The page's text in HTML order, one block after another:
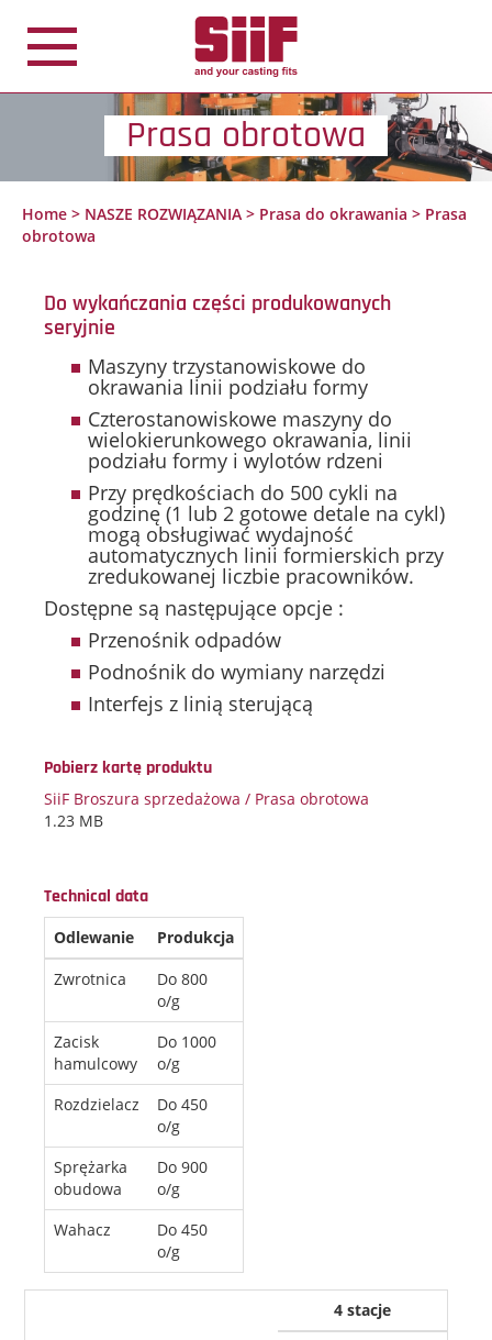
Prasa obrotowa
Home > NASZE ROZWIĄZANIA > Prasa do okrawania > Prasa
obrotowa
Do wykańczania części produkowanych
seryjnie
Maszyny trzystanowiskowe do
okrawania linii podziału formy
Czterostanowiskowe maszyny do
wielokierunkowego okrawania, linii
podziału formy i wylotów rdzeni
Przy prędkościach do 500 cykli na
godzinę (1 lub 2 gotowe detale na cykl)
mogą obsługiwać wydajność
automatycznych linii formierskich przy
zredukowanej liczbie pracowników.
Dostępne są następujące opcje :
Przenośnik odpadów
Podnośnik do wymiany narzędzi
Interfejs z linią sterującą
Pobierz kartę produktu
SiiF Broszura sprzedażowa / Prasa obrotowa
1.23 MB
Technical data
Odlewanie
Produkcja
Zwrotnica
Do 800
o/g
Zacisk
hamulcowy
Do 1000
o/g
Rozdzielacz
Do 450
o/g
Sprężarka
obudowa
Do 900
o/g
Wahacz
Do 450
o/g
4 stacje